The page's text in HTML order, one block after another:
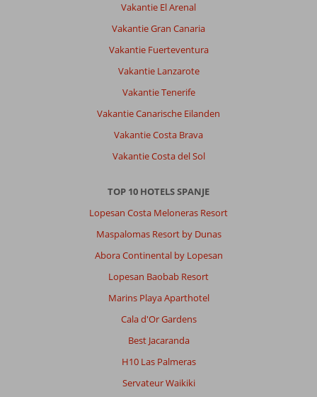
Vakantie El Arenal
Vakantie Gran Canaria
Vakantie Fuerteventura
Vakantie Lanzarote
Vakantie Tenerife
Vakantie Canarische Eilanden
Vakantie Costa Brava
Vakantie Costa del Sol
TOP 10 HOTELS SPANJE
Lopesan Costa Meloneras Resort
Maspalomas Resort by Dunas
Abora Continental by Lopesan
Lopesan Baobab Resort
Marins Playa Aparthotel
Cala d'Or Gardens
Best Jacaranda
H10 Las Palmeras
Servateur Waikiki